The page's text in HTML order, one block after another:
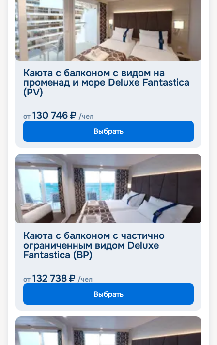
Каюта с балконом с видом на
променад и море Deluxe Fantastica
(PV)
от 130 746 ₽ /чел
Выбрать
Каюта с балконом с частично
ограниченным видом Deluxe
Fantastica (BP)
от 132 738 ₽ /чел
Выбрать